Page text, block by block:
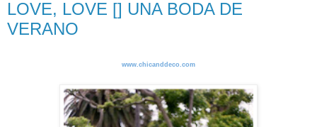
LOVE, LOVE [] UNA BODA DE
VERANO
www.chicanddeco.com